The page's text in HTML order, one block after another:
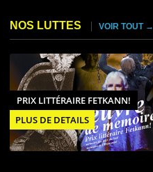
NOS LUTTES VOIR TOUT →
PRIX LITTÉRAIRE FETKANN!
PLUS DE DETAILS